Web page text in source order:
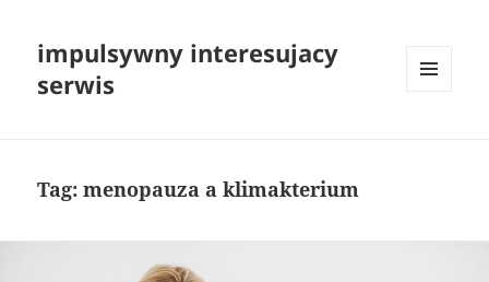
impulsywny interesujacy
serwis
Tag:menopauza a klimakterium